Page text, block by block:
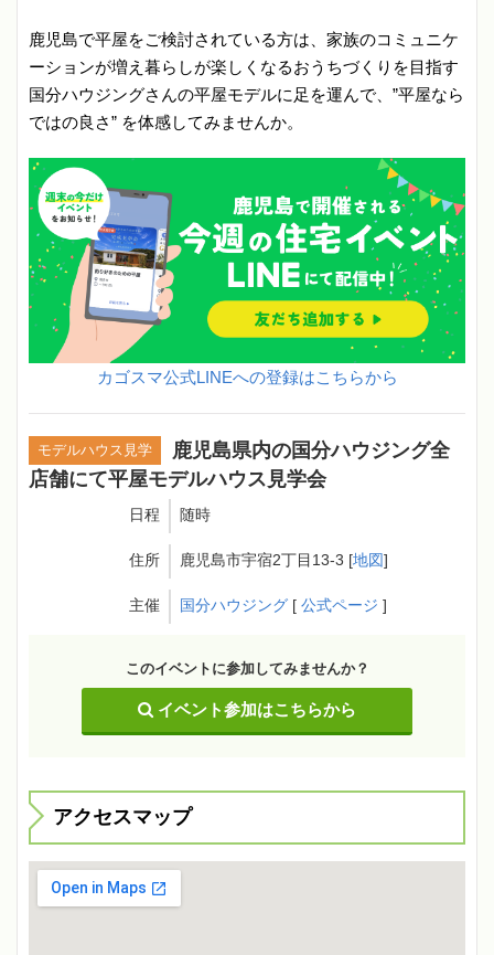
鹿児島で平屋をご検討されている方は、家族のコミュニケ
ーションが増え暮らしが楽しくなるおうちづくりを目指す
国分ハウジングさんの平屋モデルに足を運んで、”平屋なら
ではの良さ” を体感してみませんか。
カゴスマ公式LINEへの登録はこちらから
鹿児島県内の国分ハウジング全
店舗にて平屋モデルハウス見学会
日程 随時
住所 鹿児島市宇宿2丁目13-3 [地図]
主催 国分ハウジング[ 公式ページ ]
モデルハウス見学
このイベントに参加してみませんか？
イベント参加はこちらから
アクセスマップ